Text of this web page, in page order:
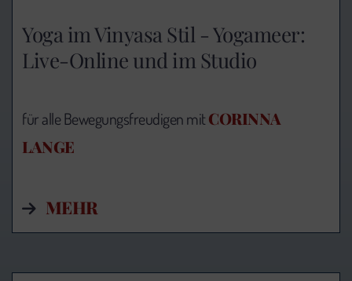
Yoga im Vinyasa Stil - Yogameer:
Live-Online und im Studio
für alle Bewegungsfreudigen mitCORINNA
LANGE
MEHR